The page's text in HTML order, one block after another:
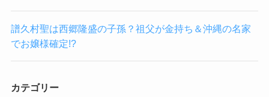
譜久村聖は西郷隆盛の子孫？祖父が金持ち＆沖縄の名家
でお嬢様確定!?
カテゴリー